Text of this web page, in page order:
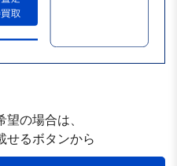
望の場合は、
せるボタンから